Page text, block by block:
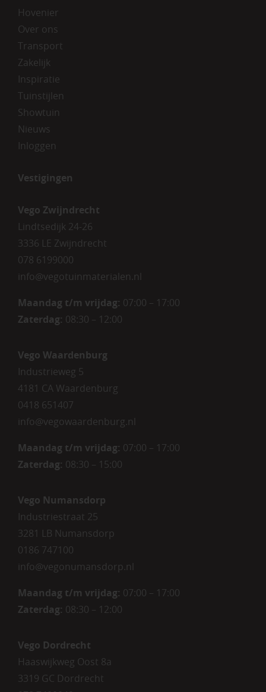
Hovenier
Over ons
Transport
Zakelijk
Inspiratie
Tuinstijlen
Showtuin
Nieuws
Inloggen
Vestigingen
Vego Zwijndrecht
Lindtsedijk 24-26
3336 LE Zwijndrecht
078 6199000
info@vegotuinmaterialen.nl
Maandag t/m vrijdag: 07:00 – 17:00
Zaterdag: 08:30 – 12:00
Vego Waardenburg
Industrieweg 5
4181 CA Waardenburg
0418 651407
info@vegowaardenburg.nl
Maandag t/m vrijdag: 07:00 – 17:00
Zaterdag: 08:30 – 15:00
Vego Numansdorp
Industriestraat 25
3281 LB Numansdorp
0186 747100
info@vegonumansdorp.nl
Maandag t/m vrijdag: 07:00 – 17:00
Zaterdag: 08:30 – 12:00
Vego Dordrecht
Haaswijkweg Oost 8a
3319 GC Dordrecht